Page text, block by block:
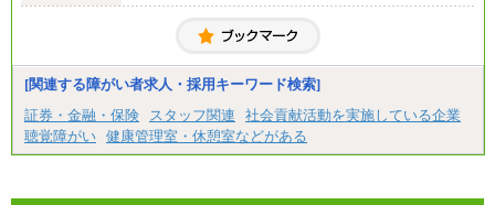
月給20万2000円～23万4000円（勤務地により異な
固定残業／なし 試用期間／あり（6か月）
[関連する障がい者求人・採用キーワード検索]
証券・金融・保険
スタッフ関連
社会貢献活動を実施している企業
聴覚障がい 健康管理室・休憩室などがある